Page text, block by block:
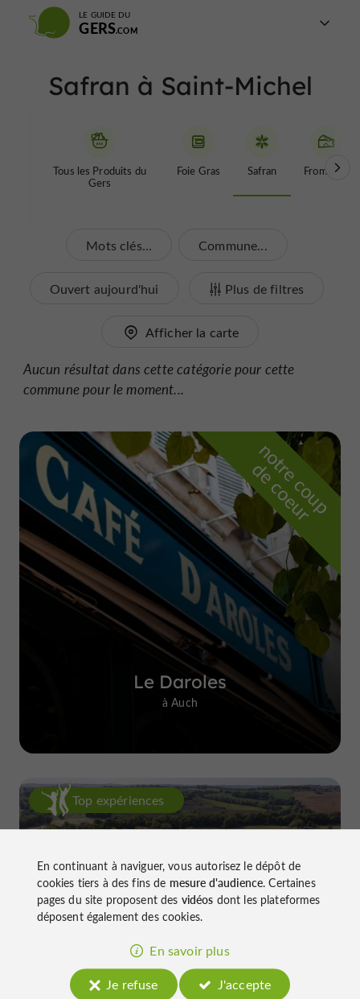
LE GUIDE DU
GERS
Safran à Saint-Michel
Tous les Produits du
Gers
Foie Gras Safran Fromages
Mots clés... Commune...
Ouvert aujourd'hui Plus de filtres
Afficher la carte
Aucun résultat dans cette catégorie pour cette
commune pour le moment...
n
o
t
r
e
c
o
u
p
d
e
c
o
e
u
r
Le Daroles
à Auch
Top expériences
discrète d'un terroir gersois façonné
depuis le XIIIe siècle
En continuant à naviguer, vous autorisez le dépôt de
cookies tiers à des fins de mesure d'audience. Certaines
pages du site proposent des vidéos dont les plateformes
déposent également des cookies.
En savoir plus
Je refuse
J'accepte